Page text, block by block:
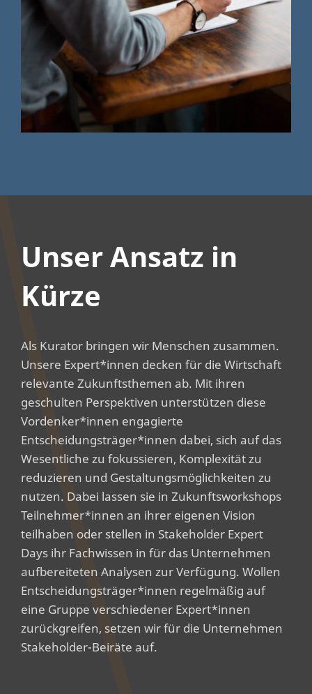
Unser Ansatz in
Kürze
Als Kurator bringen wir Menschen zusammen.
Unsere Expert*innen decken für die Wirtschaft
relevante Zukunftsthemen ab. Mit ihren
geschulten Perspektiven unterstützen diese
Vordenker*innen engagierte
Entscheidungsträger*innen dabei, sich auf das
Wesentliche zu fokussieren, Komplexität zu
reduzieren und Gestaltungsmöglichkeiten zu
nutzen. Dabei lassen sie in Zukunftsworkshops
Teilnehmer*innen an ihrer eigenen Vision
teilhaben oder stellen in Stakeholder Expert
Days ihr Fachwissen in für das Unternehmen
aufbereiteten Analysen zur Verfügung. Wollen
Entscheidungsträger*innen regelmäßig auf
eine Gruppe verschiedener Expert*innen
zurückgreifen, setzen wir für die Unternehmen
Stakeholder-Beiräte auf.